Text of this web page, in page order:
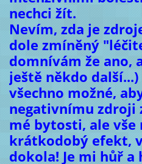
nechci žít.
Nevím, zda je
dole zmíněný
domnívám že ano,
ještě někdo
všechno možné,
negativnímu zdroji
mé bytosti, ale vše
krátkodobý efekt,
dokola! Je mi hůř